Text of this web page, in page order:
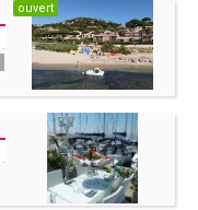
ouvert